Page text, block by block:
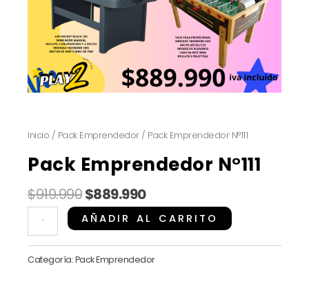
Inicio / Pack Emprendedor/ Pack Emprendedor N°111
Pack Emprendedor N°111
$919.990El
precio
original
era:
$919.990.
$889.990El
precio
actual
es:
Emprendedor
N°111
AÑADIR AL CARRITO
Categoría:Pack Emprendedor